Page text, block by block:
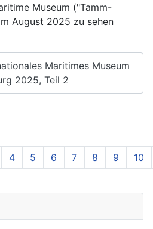
Museum ("Tamm-
August 2025 zu sehen
Maritimes Museum
2025, Teil 2
4 5 6 7 8 9 10